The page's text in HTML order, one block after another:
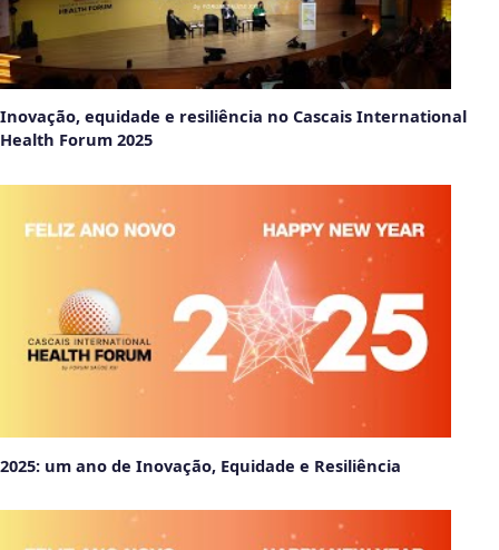
Inovação, equidade e resiliência no Cascais International
Health Forum 2025
2025: um ano de Inovação, Equidade e Resiliência